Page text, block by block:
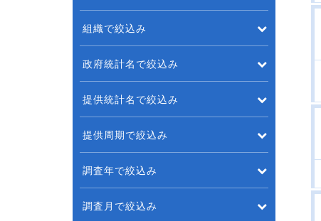
組織で絞込み
政府統計名で絞込み
提供統計名で絞込み
提供周期で絞込み
調査年で絞込み
調査月で絞込み